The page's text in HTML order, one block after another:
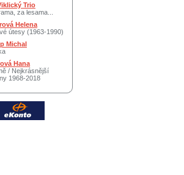
Trio
za lesama...
Helena
útesy (1963-1990)
Michal
Hana
/ Nejkrásnější
1968-2018